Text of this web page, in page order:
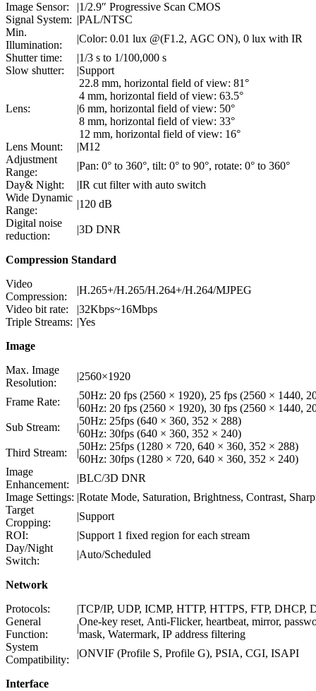
Image Sensor:
|1/2.9″ Progressive Scan CMOS
Signal System: |PAL/NTSC
Min.
Illumination:
|Color: 0.01 lux @(F1.2, AGC ON), 0 lux with IR
Shutter time:
|1/3 s to 1/100,000 s
Slow shutter:
|Support
Lens: |
22.8 mm, horizontal field of view: 81°
4 mm, horizontal field of view: 63.5°
6 mm, horizontal field of view: 50°
8 mm, horizontal field of view: 33°
12 mm, horizontal field of view: 16°
Lens Mount:
|M12
Adjustment
Range:
|Pan: 0° to 360°, tilt: 0° to 90°, rotate: 0° to 360°
Day& Night:
|IR cut filter with auto switch
Wide Dynamic
Range:
|120 dB
Digital noise
reduction:
|3D DNR
Compression Standard
Video
Compression:
|H.265+/H.265/H.264+/H.264/MJPEG
Video bit rate:
|32Kbps~16Mbps
Triple Streams: |Yes
Image
Max. Image
Resolution:
|2560×1920
Frame Rate: |
50Hz: 20 fps (2560 × 1920), 25 fps (2560 × 1440,
60Hz: 20 fps (2560 × 1920), 30 fps (2560 × 1440,
Sub Stream:
|
50Hz: 25fps (640 × 360, 352 × 288)
60Hz: 30fps (640 × 360, 352 × 240)
Third Stream:
|
50Hz: 25fps (1280 × 720, 640 × 360, 352 × 288)
60Hz: 30fps (1280 × 720, 640 × 360, 352 × 240)
Image
Enhancement:
|BLC/3D DNR
Image Settings: |Rotate Mode, Saturation, Brightness, Contrast,
Target
Cropping:
|Support
ROI:
|Support 1 fixed region for each stream
Day/Night
Switch:
|Auto/Scheduled
Network
Protocols:
|TCP/IP, UDP, ICMP, HTTP, HTTPS, FTP, DHCP,
General
Function:
|
One-key reset, Anti-Flicker, heartbeat, mirror,
mask, Watermark, IP address filtering
System
Compatibility:
|ONVIF (Profile S, Profile G), PSIA, CGI, ISAPI
Interface